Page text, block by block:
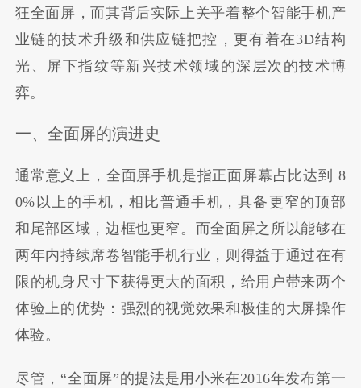
狂全面屏，而其背后实际上关乎着整个智能手机产
业链的技术升级和供应链把控，更有着在3D结构
光、屏下指纹等新兴技术领域的深层次的技术博
弈。
一、全面屏的演进史
通常意义上，全面屏手机是指正面屏幕占比达到 8
0%以上的手机，相比普通手机，具备更窄的顶部
和尾部区域，边框也更窄。而全面屏之所以能够在
两年内持续席卷智能手机行业，则得益于通过在有
限的机身尺寸下获得更大的面积，给用户带来两个
体验上的优势：强烈的视觉效果和极佳的大屏操作
体验。
尽管，“全面屏”的提法是用小米在2016年发布第一